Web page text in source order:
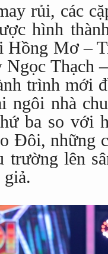
rủi, các
hình
Hồng Mơ –
Ngọc Thạch
trình mới
ngôi nhà
ba so với
Đôi, những
trường lên